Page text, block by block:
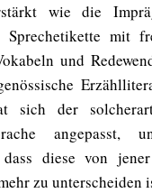
wie die
Sprechetikette mit
und
sich der
dass diese von
zu unterscheiden